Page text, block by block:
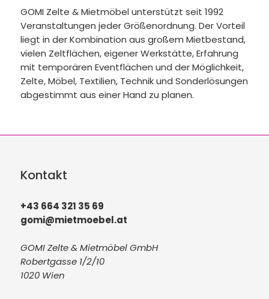
GOMI Zelte & Mietmöbel unterstützt seit 1992
Veranstaltungen jeder Größenordnung. Der Vorteil
liegt in der Kombination aus großem Mietbestand,
vielen Zeltflächen, eigener Werkstätte, Erfahrung
mit temporären Eventflächen und der Möglichkeit,
Zelte, Möbel, Textilien, Technik und Sonderlösungen
abgestimmt aus einer Hand zu planen.
Kontakt
+43 664 321 35 69
gomi@mietmoebel.at
GOMI Zelte & Mietmöbel GmbH
Robertgasse 1/2/10
1020 Wien